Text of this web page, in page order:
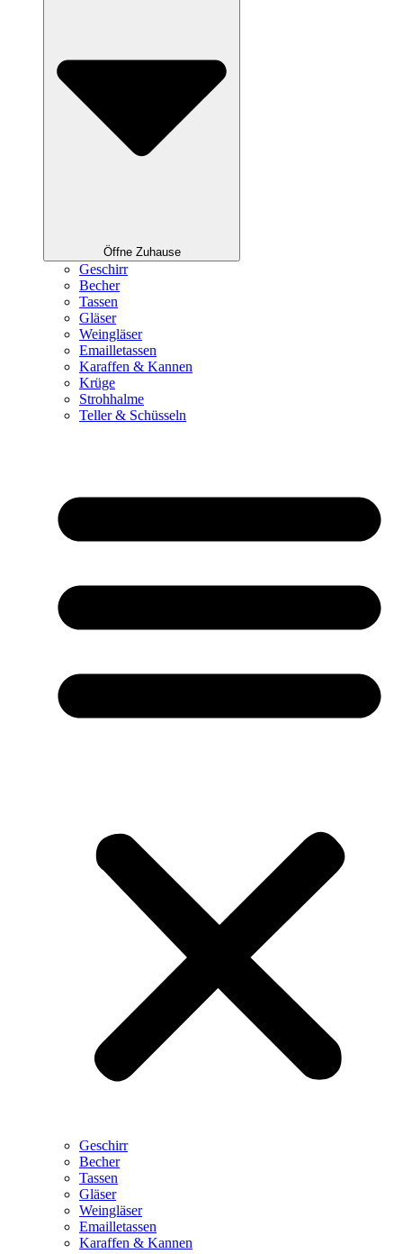
Öffne Zuhause
Geschirr
Becher
Tassen
Gläser
Weingläser
Emailletassen
Karaffen & Kannen
Krüge
Strohhalme
Teller & Schüsseln
Geschirr
Becher
Tassen
Gläser
Weingläser
Emailletassen
Karaffen & Kannen